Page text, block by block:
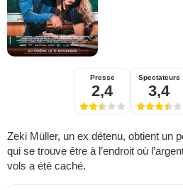
Presse
2,4
Spectateurs
3,4
Zeki Müller, un ex détenu, obtient un
qui se trouve être à l’endroit où
vols a été caché.